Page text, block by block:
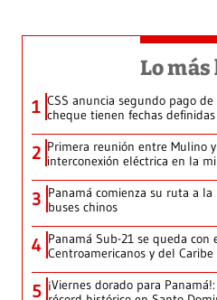
Lo
1 CSS anuncia segundo pago
cheque tienen fechas definidas
2 Primera reunión entre Mulino
interconexión eléctrica en la
3 Panamá comienza su ruta a
buses chinos
4 Panamá Sub-21 se queda con
Centroamericanos y del Caribe
5 ¡Viernes dorado para